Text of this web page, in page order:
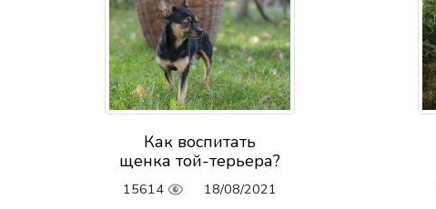
Как воспитать
щенка той-терьера?
15614 18/08/2021